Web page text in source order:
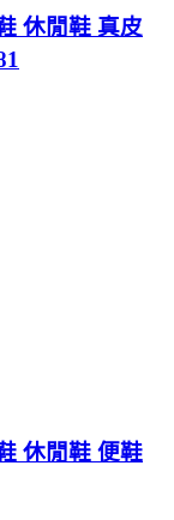
休閒鞋 真皮
休閒鞋 便鞋